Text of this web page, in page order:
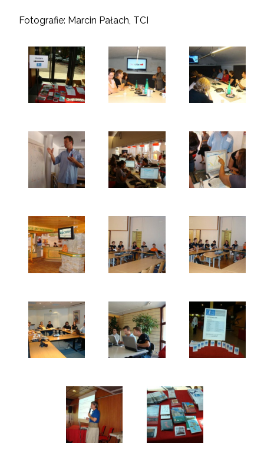
Fotografie: Marcin Pałach, TCI